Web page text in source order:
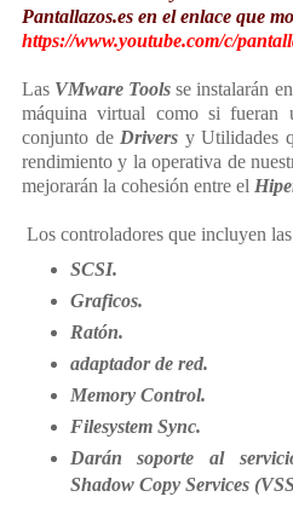
Pantallazos.es en el enlace que
https://www.youtube.com/c/
Las VMware Tools se instalarán
máquina virtual como si fueran
conjunto deDrivers y Utilidades
rendimiento y la operativa de
mejorarán la cohesión entre el
Los controladores que incluyen las
SCSI.
Graficos.
Ratón.
adaptador de red.
Memory Control.
Filesystem Sync.
Darán soporte al
Shadow Copy Services